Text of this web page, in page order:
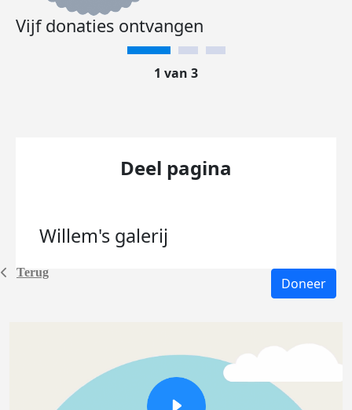
Terug
Vijf donaties ontvangen
1 van 3
Deel pagina
Willem's galerij
Doneer